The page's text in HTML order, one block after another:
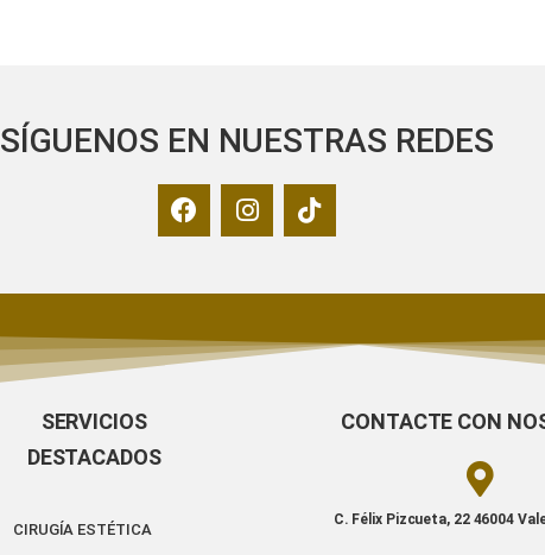
SÍGUENOS EN NUESTRAS REDES
SERVICIOS
DESTACADOS
CIRUGÍA ESTÉTICA
CONTACTE CON
C. Félix Pizcueta, 22 46004